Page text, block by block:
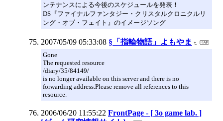
ンテナンスによる今後のスケジュールを発表！
DS『ファイナルファンタジー・クリスタルクロニクルリ
ング・オブ・フェイト』のイメージソング
2007/05/09 05:33:08 §「指輪物語」よもやま
Gone
The requested resource
/diary/35/84149/
is no longer available on this server and there is no
forwarding address.Please remove all references to this
resource.
2006/06/20 11:55:22 FrontPage - [ 3o game lab. ]